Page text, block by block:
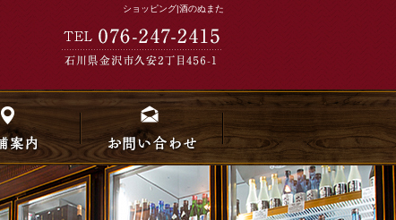
ショッピング|酒のぬまた